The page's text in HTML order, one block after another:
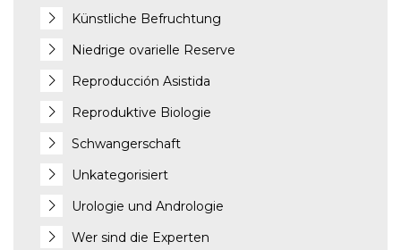
Künstliche Befruchtung
Niedrige ovarielle Reserve
Reproducción Asistida
Reproduktive Biologie
Schwangerschaft
Unkategorisiert
Urologie und Andrologie
Wer sind die Experten